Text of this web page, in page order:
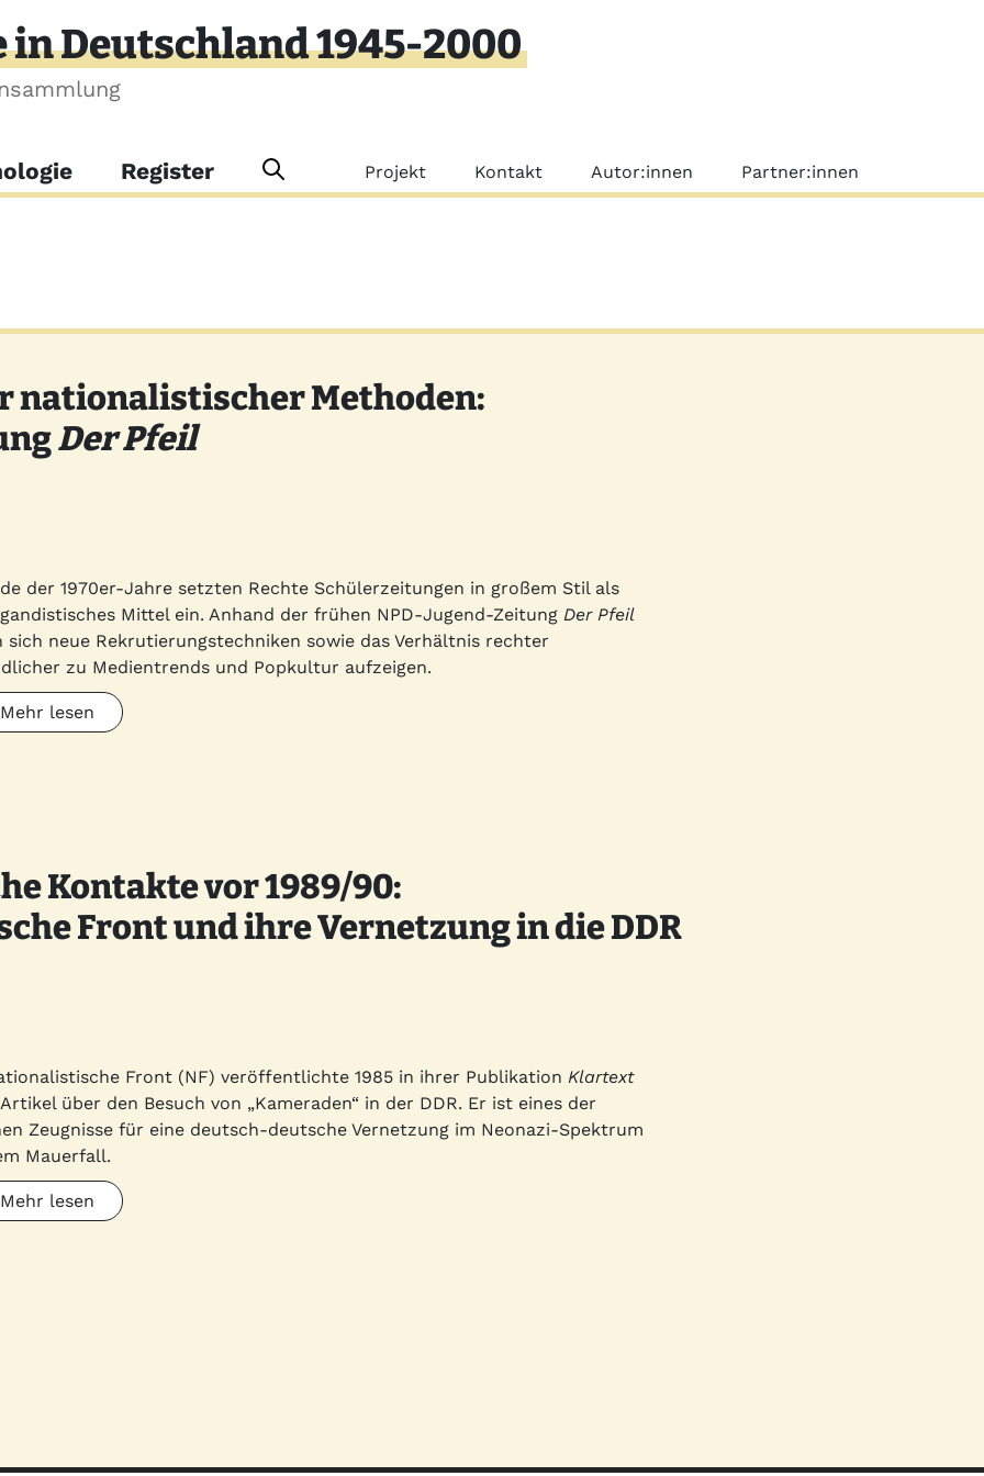
in Deutschland 1945-2000
Register Meta-Menü
Projekt Kontakt Autor:innen Partner:innen
nationalistischer Methoden:
Der Pfeil
der 1970er-Jahre setzten Rechte Schülerzeitungen in großem Stil als
Mittel ein. Anhand der frühen NPD-Jugend-Zeitung Der Pfeil
sich neue Rekrutierungstechniken sowie das Verhältnis rechter
zu Medientrends und Popkultur aufzeigen.
Mehr lesen
Kontakte vor 1989/90:
Front und ihre Vernetzung in die DDR
Front (NF) veröffentlichte 1985 in ihrer Publikation Klartext
über den Besuch von „Kameraden“ in der DDR. Er ist eines der
Zeugnisse für eine deutsch-deutsche Vernetzung im Neonazi-Spektrum
Mauerfall.
Mehr lesen